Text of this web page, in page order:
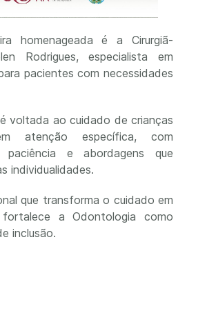
homenageada é a Cirurgiã-
Rodrigues, especialista em
pacientes com necessidades
voltada ao cuidado de crianças
atenção específica, com
paciência e abordagens que
individualidades.
que transforma o cuidado em
a Odontologia como
inclusão.